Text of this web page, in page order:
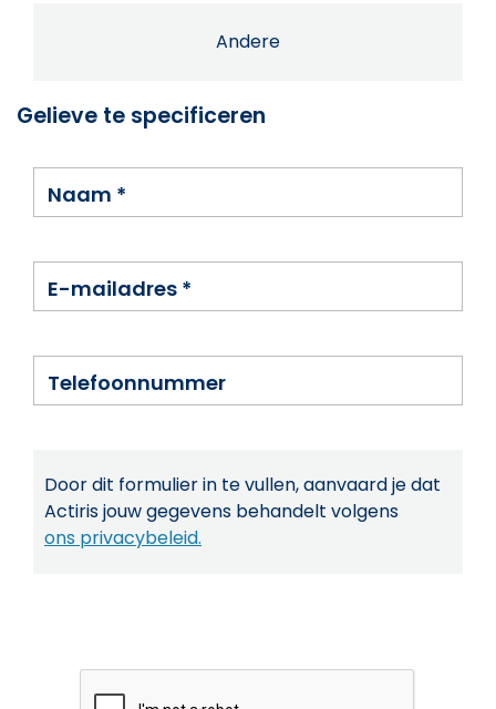
Andere
Gelieve te specificeren
Naam *
E-mailadres *
Telefoonnummer
Door dit formulier in te vullen, aanvaard je dat
Actiris jouw gegevens behandelt volgens
ons privacybeleid.